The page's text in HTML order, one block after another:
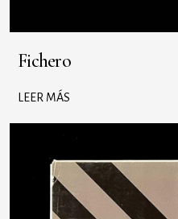
Fichero
LEER MÁS